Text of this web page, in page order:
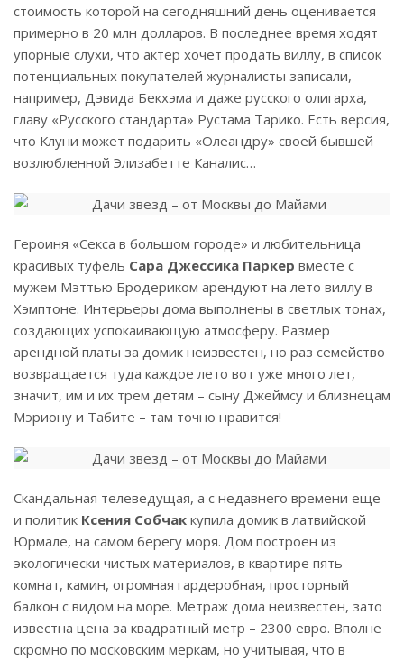
стоимость которой на сегодняшний день оценивается
примерно в 20 млн долларов. В последнее время ходят
упорные слухи, что актер хочет продать виллу, в список
потенциальных покупателей журналисты записали,
например, Дэвида Бекхэма и даже русского олигарха,
главу «Русского стандарта» Рустама Тарико. Есть версия,
что Клуни может подарить «Олеандру» своей бывшей
возлюбленной Элизабетте Каналис…
Героиня «Секса в большом городе» и любительница
красивых туфель Сара Джессика Паркер вместе с
мужем Мэттью Бродериком арендуют на лето виллу в
Хэмптоне. Интерьеры дома выполнены в светлых тонах,
создающих успокаивающую атмосферу. Размер
арендной платы за домик неизвестен, но раз семейство
возвращается туда каждое лето вот уже много лет,
значит, им и их трем детям – сыну Джеймсу и близнецам
Мэриону и Табите – там точно нравится!
Скандальная телеведущая, а с недавнего времени еще
и политик Ксения Собчак купила домик в латвийской
Юрмале, на самом берегу моря. Дом построен из
экологически чистых материалов, в квартире пять
комнат, камин, огромная гардеробная, просторный
балкон с видом на море. Метраж дома неизвестен, зато
известна цена за квадратный метр – 2300 евро. Вполне
скромно по московским меркам, но учитывая, что в